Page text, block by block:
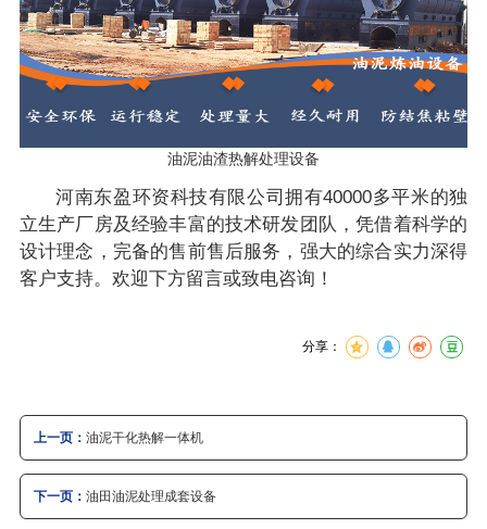
油泥油渣热解处理设备
河南东盈环资科技有限公司拥有40000多平米的独
立生产厂房及经验丰富的技术研发团队，凭借着科学的
设计理念，完备的售前售后服务，强大的综合实力深得
客户支持。欢迎下方留言或致电咨询！
分享：
上一页： 油泥干化热解一体机
下一页： 油田油泥处理成套设备